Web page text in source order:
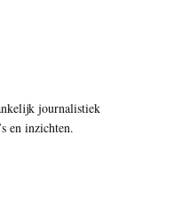
journalistiek
en inzichten.